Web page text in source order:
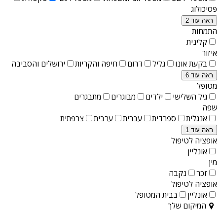
פסיכולוג
ראה עוד 2
התמחות
קלינית
איזור
בקעת אונו
גליל דרום חיפה והקריות ירושלים והסביבה
ראה עוד 6
מטופל
גיל השלישי
ילדים מבוגרים
מתבגרים
שפה
אנגלית
ספרדית עברית ערבית צרפתית
ראה עוד 1
אופציה לטיפול
אונליין
מין
זכר
נקבה
אופציה לטיפול
אונליין
בבית המטופל
המיקום שלך